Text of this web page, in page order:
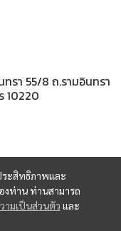
ระสิทธิภาพและ
งท่าน ท่านสามารถ
ามเป็นส่วนตัว และ
รา 55/8 ถ.รามอินทรา
10220